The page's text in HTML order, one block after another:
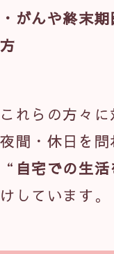
・がんや終末
方
これらの方々に
夜間・休日を問
“ 自宅での生
けしています。